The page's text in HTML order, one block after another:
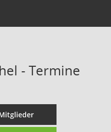
- Termine